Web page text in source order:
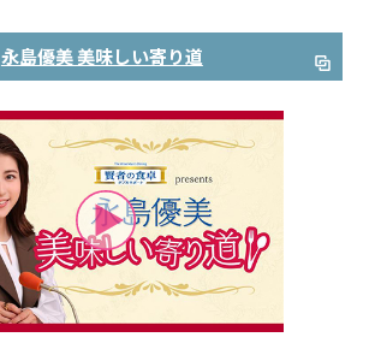
永島優美 美味しい寄り道